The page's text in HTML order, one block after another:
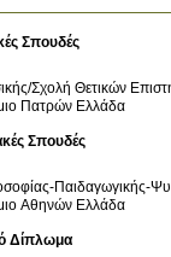
Σπουδές
Σχολή Θετικών
Πατρών Ελλάδα
Σπουδές
Παιδαγωγικής-
Αθηνών Ελλάδα
Δίπλωμα